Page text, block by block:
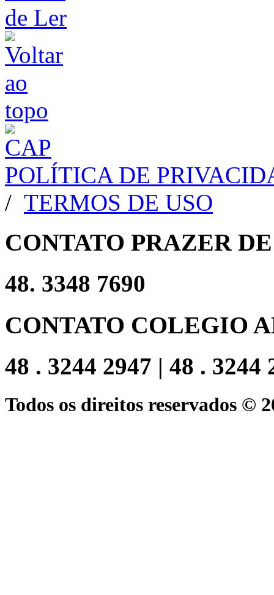
POLÍTICA DE
/ TERMOS DE USO
CONTATO PRAZER
48. 3348 7690
CONTATO COLEGIO
48 . 3244 2947 | 48 . 3244
Todos os direitos reservados ©